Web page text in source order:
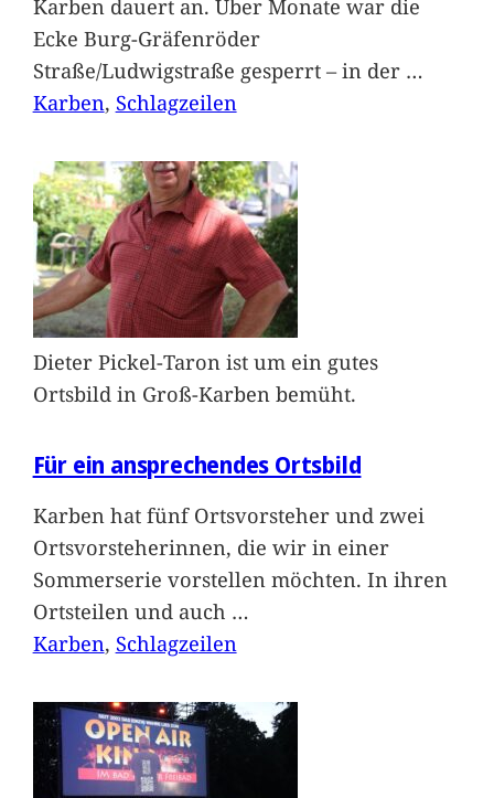
Karben dauert an. Über Monate war die
Ecke Burg-Gräfenröder
Straße/Ludwigstraße gesperrt – in der …
Karben, Schlagzeilen
Dieter Pickel-Taron ist um ein gutes
Ortsbild in Groß-Karben bemüht.
Für ein ansprechendes Ortsbild
Karben hat fünf Ortsvorsteher und zwei
Ortsvorsteherinnen, die wir in einer
Sommerserie vorstellen möchten. In ihren
Ortsteilen und auch …
Karben, Schlagzeilen